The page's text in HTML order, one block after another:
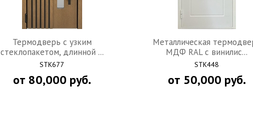
Термодверь с узким
стеклопакетом, длинной ...
STK677
от 80,000 руб.
Металлическая
МДФ RAL с винилис...
STK448
от 50,000 руб.